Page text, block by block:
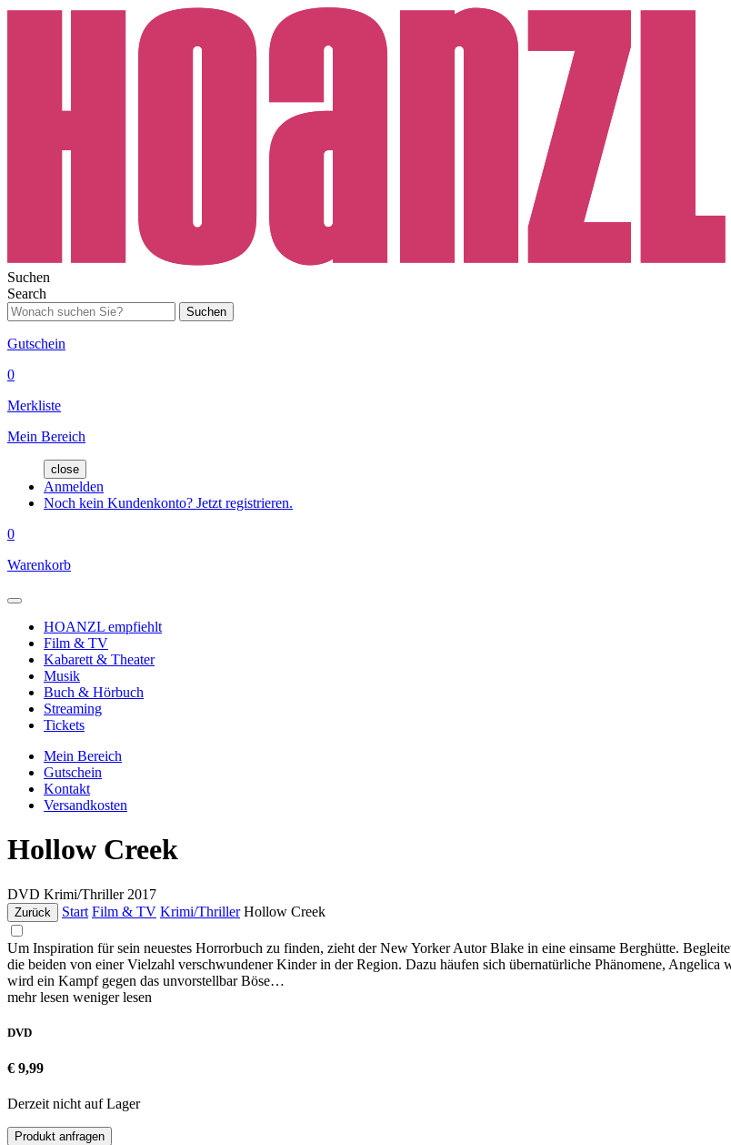
Suchen
Search
Suchen
Gutschein
0
Merkliste
Mein Bereich
close
Anmelden
Noch kein Kundenkonto? Jetzt registrieren.
0
Warenkorb
HOANZL empfiehlt
Film & TV
Kabarett & Theater
Musik
Buch & Hörbuch
Streaming
Tickets
Mein Bereich
Gutschein
Kontakt
Versandkosten
Hollow Creek
DVD Krimi/Thriller 2017
Zurück Start Film & TV Krimi/Thriller Hollow Creek
Um Inspiration für sein neuestes Horrorbuch zu finden, zieht der New Yorker Autor Blake in eine einsame Berghütte.
die beiden von einer Vielzahl verschwundener Kinder in der Region. Dazu häufen sich übernatürliche Phänomene,
wird ein Kampf gegen das unvorstellbar Böse…
mehr lesen weniger lesen
DVD
€ 9,99
Derzeit nicht auf Lager
Produkt anfragen